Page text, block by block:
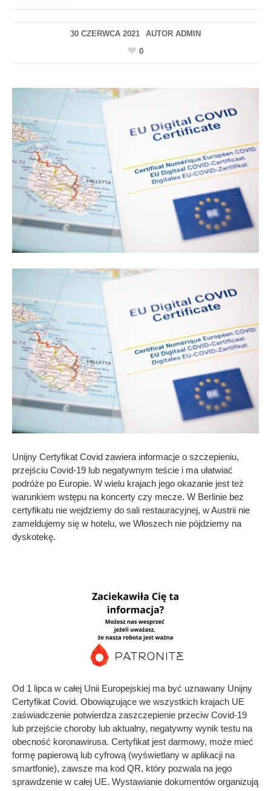
30 CZERWCA 2021 AUTOR ADMIN
0
Unijny Certyfikat Covid zawiera informacje o szczepieniu,
przejściu Covid-19 lub negatywnym teście i ma ułatwiać
podróże po Europie. W wielu krajach jego okazanie jest też
warunkiem wstępu na koncerty czy mecze. W Berlinie bez
certyfikatu nie wejdziemy do sali restauracyjnej, w Austrii nie
zameldujemy się w hotelu, we Włoszech nie pójdziemy na
dyskotekę.
Od 1 lipca w całej Unii Europejskiej ma być uznawany Unijny
Certyfikat Covid. Obowiązujące we wszystkich krajach UE
zaświadczenie potwierdza zaszczepienie przeciw Covid-19
lub przejście choroby lub aktualny, negatywny wynik testu na
obecność koronawirusa. Certyfikat jest darmowy, może mieć
formę papierową lub cyfrową (wyświetlany w aplikacji na
smartfonie), zawsze ma kod QR, który pozwala na jego
sprawdzenie w całej UE. Wystawianie dokumentów organizują